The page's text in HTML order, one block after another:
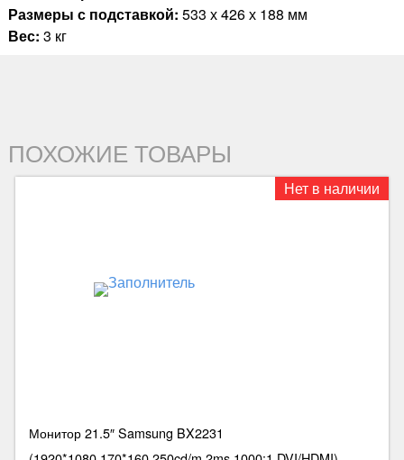
Размеры с подставкой: 533 х 426 х 188 мм
Вес: 3 кг
ПОХОЖИЕ ТОВАРЫ
Нет в наличии
Монитор 21.5″ Samsung BX2231